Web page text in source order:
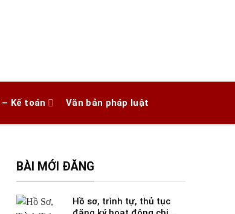
Kế toán Văn bản pháp luật
BÀI MỚI ĐĂNG
Hồ sơ, trình tự, thủ tục